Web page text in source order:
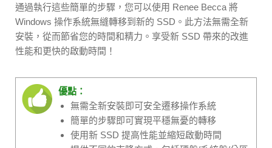
通過執行這些簡單的步驟，您可以使用 Renee Becca 將
Windows 操作系統無縫轉移到新的 SSD。此方法無需全新
安裝，從而節省您的時間和精力。享受新 SSD 帶來的改進
性能和更快的啟動時間！
優點：
無需全新安裝即可安全遷移操作系統
簡單的步驟即可實現平穩無憂的轉移
使用新 SSD 提高性能並縮短啟動時間